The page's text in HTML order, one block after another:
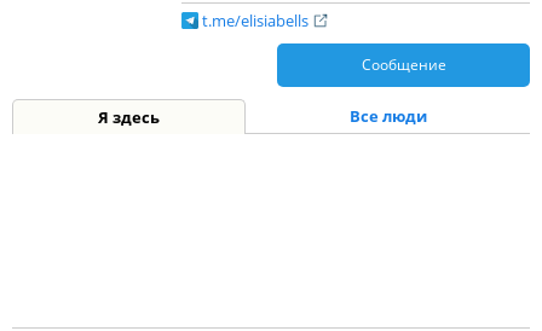
t.me/elisiabells
Сообщение
Я здесь Все люди